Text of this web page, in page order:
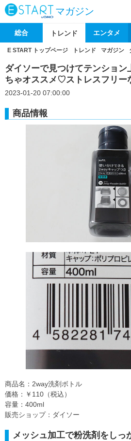
マガジン
総合 トレンド エンタメ
E START トップページ トレンド マガジン
ダイソーで見つけてテンション
ちゃオススメ♡ストレスフリー
2023-01-20 07:00:00
商品情報
商品名：2way洗剤ボトル
価格：￥110（税込）
容量：400ml
販売ショップ：ダイソー
メッシュ加工で粉洗剤をしっ